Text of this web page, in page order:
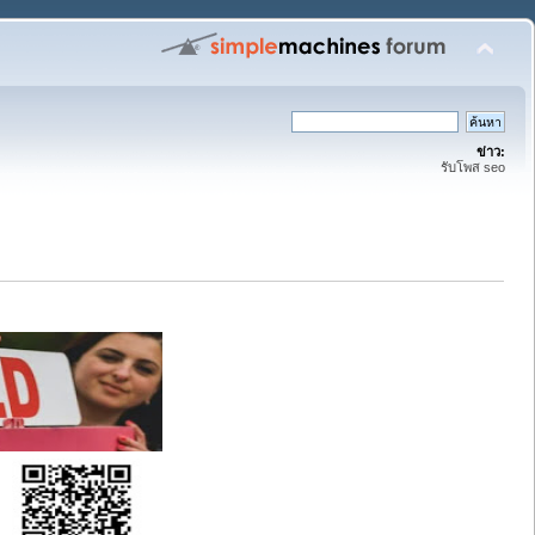
ข่าว:
รับโพส seo